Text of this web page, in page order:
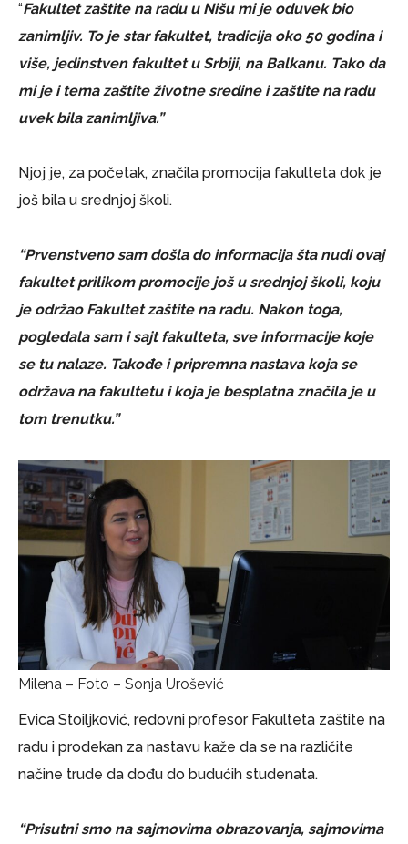
“Fakultet zaštite na radu u Nišu mi je oduvek bio
zanimljiv. To je star fakultet, tradicija oko 50 godina i
više, jedinstven fakultet u Srbiji, na Balkanu. Tako da
mi je i tema zaštite životne sredine i zaštite na radu
uvek bila zanimljiva.”
Njoj je, za početak, značila promocija fakulteta dok je
još bila u srednjoj školi.
“Prvenstveno sam došla do informacija šta nudi ovaj
fakultet prilikom promocije još u srednjoj školi, koju
je održao Fakultet zaštite na radu. Nakon toga,
pogledala sam i sajt fakulteta, sve informacije koje
se tu nalaze. Takođe i pripremna nastava koja se
održava na fakultetu i koja je besplatna značila je u
tom trenutku.”
Milena – Foto – Sonja Urošević
Evica Stoiljković, redovni profesor Fakulteta zaštite na
radu i prodekan za nastavu kaže da se na različite
načine trude da dođu do budućih studenata.
“Prisutni smo na sajmovima obrazovanja, sajmovima